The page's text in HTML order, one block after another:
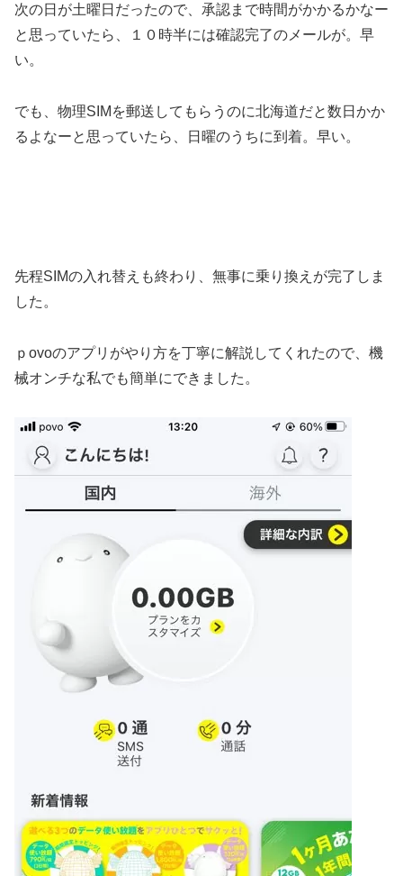
次の日が土曜日だったので、承認まで時間がかかるかなー
と思っていたら、１０時半には確認完了のメールが。早
い。
でも、物理SIMを郵送してもらうのに北海道だと数日かか
るよなーと思っていたら、日曜のうちに到着。早い。
先程SIMの入れ替えも終わり、無事に乗り換えが完了しま
した。
ｐovoのアプリがやり方を丁寧に解説してくれたので、機
械オンチな私でも簡単にできました。